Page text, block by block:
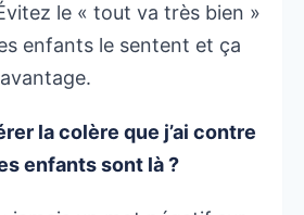
le « tout va très bien »
enfants le sentent et ça
la colère que j’ai contre
enfants sont là ?